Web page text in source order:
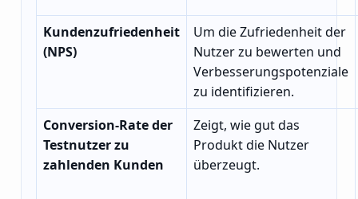
Kundenzufriedenheit
(NPS)
Um die Zufriedenheit der
Nutzer zu bewerten und
Verbesserungspotenziale
zu identifizieren.
Conversion-Rate der
Testnutzer zu
zahlenden Kunden
Zeigt, wie gut das
Produkt die Nutzer
überzeugt.